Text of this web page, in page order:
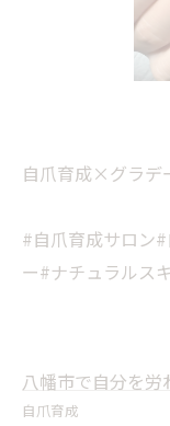
自爪育成×グラデ
#自爪育成サロン
ー#ナチュラルス
八幡市で自分を労
自爪育成